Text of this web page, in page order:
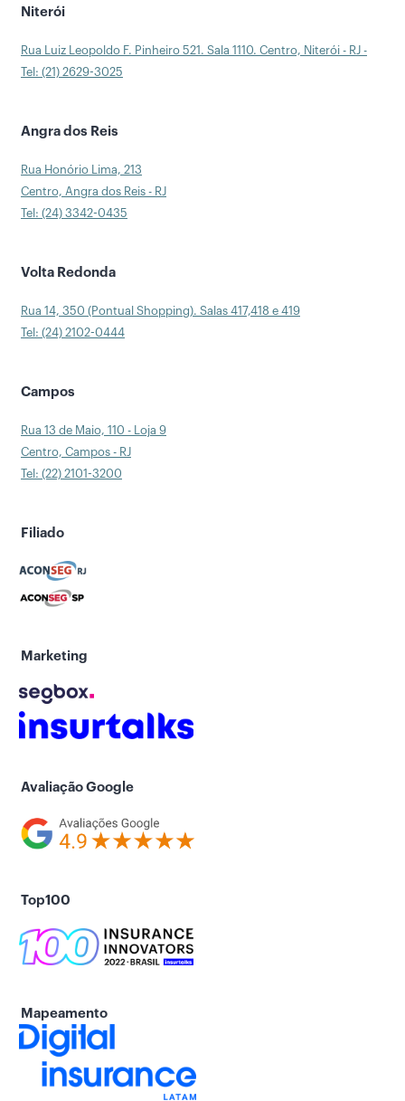
Niterói
Rua Luiz Leopoldo F. Pinheiro 521. Sala 1110. Centro, Niterói - RJ -
Tel: (21) 2629-3025
Angra dos Reis
Rua Honório Lima, 213
Centro, Angra dos Reis - RJ
Tel: (24) 3342-0435
Volta Redonda
Rua 14, 350 (Pontual Shopping). Salas 417,418 e 419
Tel: (24) 2102-0444
Campos
Rua 13 de Maio, 110 - Loja 9
Centro, Campos - RJ
Tel: (22) 2101-3200
Filiado
Marketing
Avaliação Google
Top100
Mapeamento